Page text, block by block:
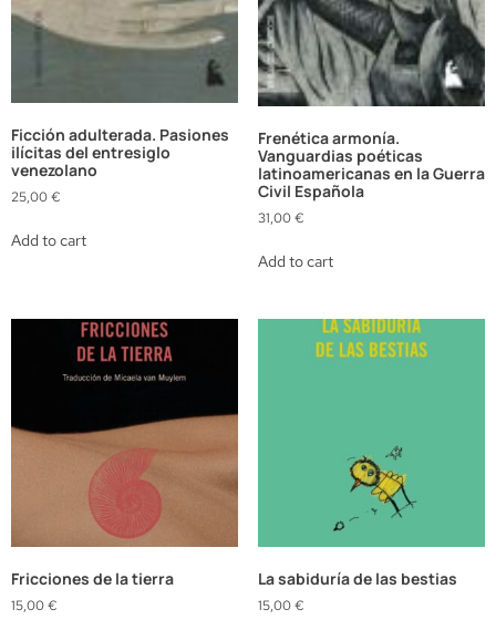
Ficción adulterada. Pasiones
ilícitas del entresiglo
venezolano
25,00€
Add to cart
Frenética armonía.
Vanguardias poéticas
latinoamericanas en la Guerra
Civil Española
31,00€
Add to cart
Fricciones de la tierra
15,00€
La sabiduría de las bestias
15,00€